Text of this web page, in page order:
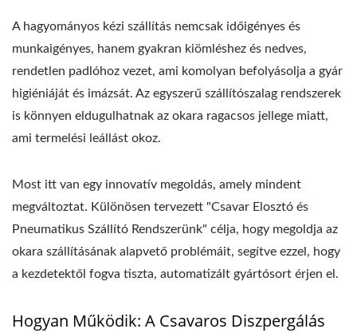
A hagyományos kézi szállítás nemcsak időigényes és
munkaigényes, hanem gyakran kiömléshez és nedves,
rendetlen padlóhoz vezet, ami komolyan befolyásolja a gyár
higiéniáját és imázsát. Az egyszerű szállítószalag rendszerek
is könnyen eldugulhatnak az okara ragacsos jellege miatt,
ami termelési leállást okoz.
Most itt van egy innovatív megoldás, amely mindent
megváltoztat. Különösen tervezett "Csavar Elosztó és
Pneumatikus Szállító Rendszerünk" célja, hogy megoldja az
okara szállításának alapvető problémáit, segítve ezzel, hogy
a kezdetektől fogva tiszta, automatizált gyártósort érjen el.
Hogyan Működik: A Csavaros Diszpergálás